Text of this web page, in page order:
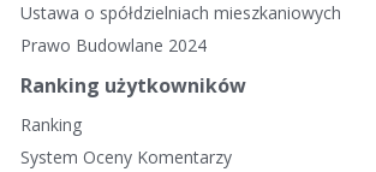
k
Ustawa o spółdzielniach mieszkaniowych
Prawo Budowlane 2024
Ranking użytkowników
Ranking
System Oceny Komentarzy